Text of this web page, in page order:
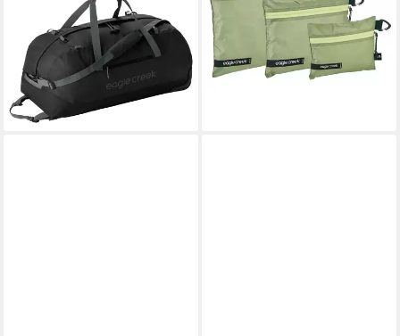
NMW 120 Liter Rolling Duffel
179,36 €
UVP 190,00 €
-6%
lieferbar - in 3-4 Werktagen bei dir
S / M (Set, 3-tlg)
24,95 €
UVP 35,00 €
-29%
lieferbar - in 2-3 Werktagen bei dir